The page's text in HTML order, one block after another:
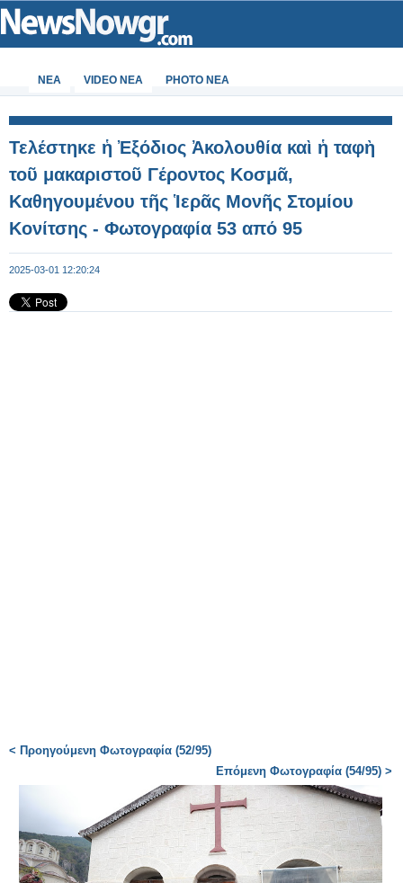
ΝΕΑ VIDEO NEA PHOTO NEA
Τελέστηκε ἡ Ἐξόδιος Ἀκολουθία καὶ ἡ ταφὴ
τοῦ μακαριστοῦ Γέροντος Κοσμᾶ,
Καθηγουμένου τῆς Ἱερᾶς Μονῆς Στομίου
Κονίτσης - Φωτογραφία 53 από 95
2025-03-01 12:20:24
< Προηγούμενη Φωτογραφία (52/95)
Επόμενη Φωτογραφία (54/95) >